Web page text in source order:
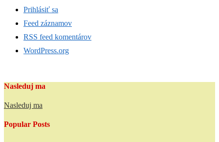
Prihlásiť sa
Feed záznamov
RSS feed komentárov
WordPress.org
Nasleduj ma
Nasleduj ma
Popular Posts